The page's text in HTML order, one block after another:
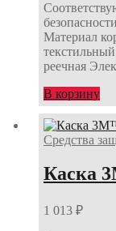
Материал
реечная
В корзину
Средства
Каска
1 013 ₽